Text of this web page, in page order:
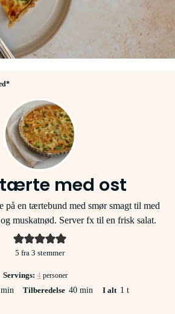
med ost
på en tærtebund med smør smagt til med
muskatnød. Server fx til en frisk salat.
5 fra 3 stemmer
Servings: 4 personer
min Tilberedelse 40minutter
min I alt 1 time
t